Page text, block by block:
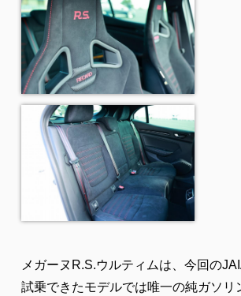
メガーヌR.S.ウルティムは、今回の
試乗できたモデルでは唯一の純ガソリ